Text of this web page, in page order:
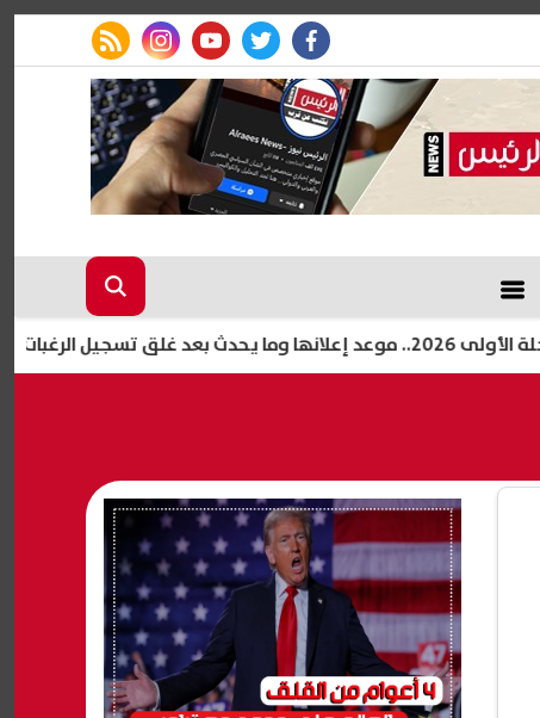
facebook
twitter
youtube
instagram
rss feed
20 ألف شقة جديدة.. كيف تحصل على وحدة بالإيجار المنتهي بالتمليك؟